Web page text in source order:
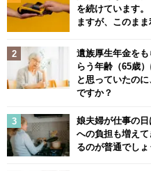
を続けています
ますが、このま
遺族厚生年金を
らう年齢（65歳
と思っていたの
ですか？
娘夫婦が仕事の
への負担も増え
るのが普通でしょ